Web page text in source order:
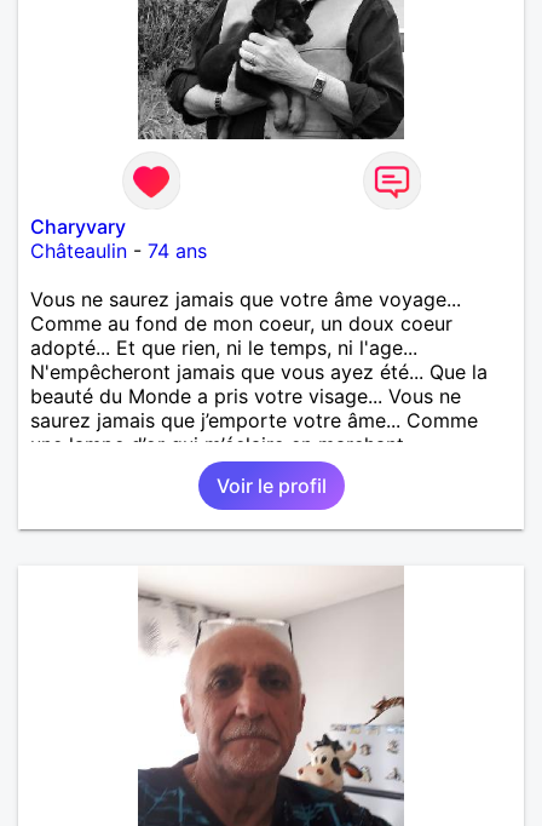
Charyvary
Châteaulin - 74 ans
Vous ne saurez jamais que votre âme voyage...
Comme au fond de mon coeur, un doux coeur
adopté... Et que rien, ni le temps, ni l'age...
N'empêcheront jamais que vous ayez été... Que la
beauté du Monde a pris votre visage... Vous ne
saurez jamais que j’emporte votre âme... Comme
une lampe d’or qui m’éclaire en marchant...
Voir le profil